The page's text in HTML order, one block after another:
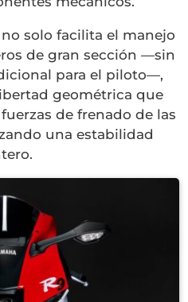
solo facilita el manejo
de gran sección —sin
para el piloto—,
geométrica que
de frenado de las
una estabilidad